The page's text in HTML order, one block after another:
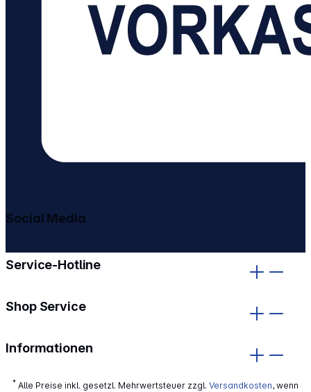
Service-Hotline
Shop Service
Informationen
Social Media
* Alle Preise inkl. gesetzl. Mehrwertsteuer zzgl. Versandkosten, wenn